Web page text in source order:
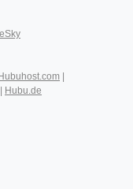
Hubuhost.com
Hubu.de